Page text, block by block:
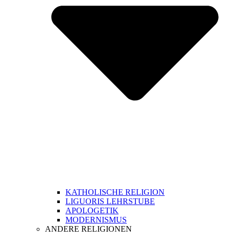
KATHOLISCHE RELIGION
LIGUORIS LEHRSTUBE
APOLOGETIK
MODERNISMUS
ANDERE RELIGIONEN